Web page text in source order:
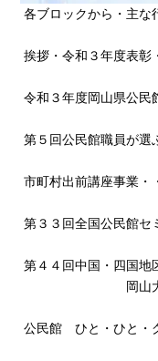
各ブロックから・主な
挨拶・令和３年度表彰
令和３年度岡山県公民
第５回公民館職員が選
市町村出前講座事業・
第３３回全国公民館セ
第４４回中国・四国地
岡山大会のお
公民館 ひと・ひと・